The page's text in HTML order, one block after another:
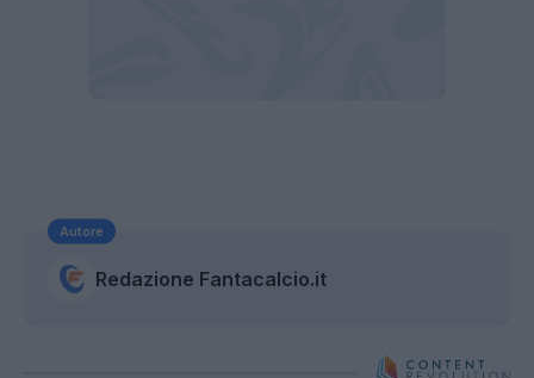
Autore
Redazione Fantacalcio.it